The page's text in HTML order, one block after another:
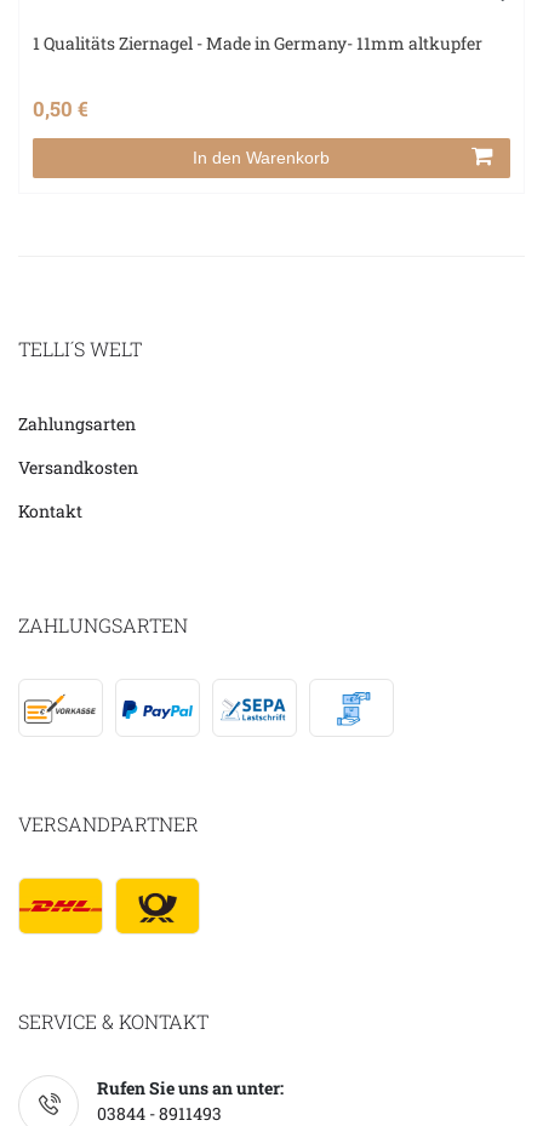
1 Qualitäts Ziernagel - Made in Germany- 11mm altkupfer
0,50 €
In den Warenkorb
TELLI´S WELT
Zahlungsarten
Versandkosten
Kontakt
ZAHLUNGSARTEN
VERSANDPARTNER
SERVICE & KONTAKT
Rufen Sie uns an unter:
03844 - 8911493